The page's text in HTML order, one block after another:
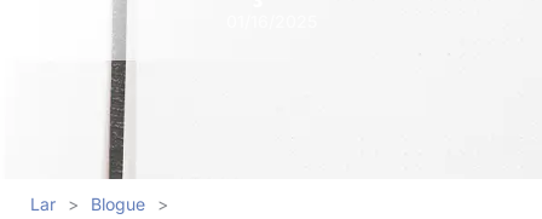
Lar > Blogue
>